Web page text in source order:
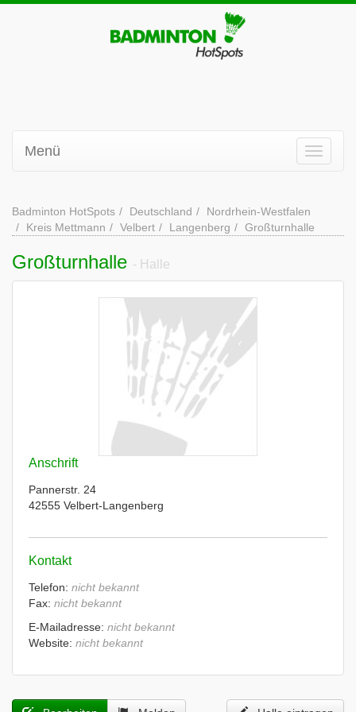
Menü
Badminton HotSpots Deutschland
Nordrhein-Westfalen
Kreis Mettmann
Velbert Langenberg Großturnhalle
Großturnhalle - Halle
Anschrift
Pannerstr. 24
42555 Velbert-Langenberg
Kontakt
Telefon: nicht bekannt
Fax: nicht bekannt
E-Mailadresse: nicht bekannt
Website: nicht bekannt